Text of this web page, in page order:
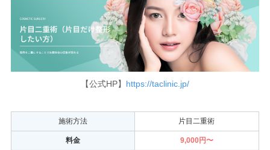
【公式HP】 https://taclinic.jp/
施術方法 片目二重術
料金 9,000円〜